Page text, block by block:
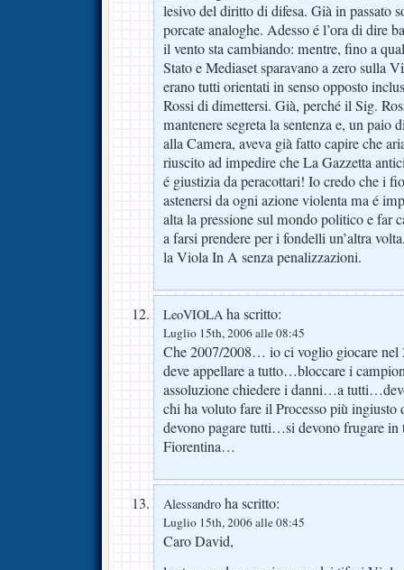
lesivo del diritto di difesa. Già in passato
porcate analoghe. Adesso é l’ora di dire
il vento sta cambiando: mentre, fino a
Stato e Mediaset sparavano a zero sulla
erano tutti orientati in senso opposto
Rossi di dimettersi. Già, perché il Sig.
mantenere segreta la sentenza e, un paio
alla Camera, aveva già fatto capire che
riuscito ad impedire che La Gazzetta
é giustizia da peracottari! Io credo che i
astenersi da ogni azione violenta ma é
alta la pressione sul mondo politico e far
a farsi prendere per i fondelli un’altra
la Viola In A senza penalizzazioni.
LeoVIOLA ha scritto:
Luglio 15th, 2006 alle 08:45
Che 2007/2008… io ci voglio giocare
deve appellare a tutto…bloccare i
assoluzione chiedere i danni…a
chi ha voluto fare il Processo più
devono pagare tutti…si devono frugare in
Fiorentina…
Alessandro ha scritto:
Luglio 15th, 2006 alle 08:45
Caro David,